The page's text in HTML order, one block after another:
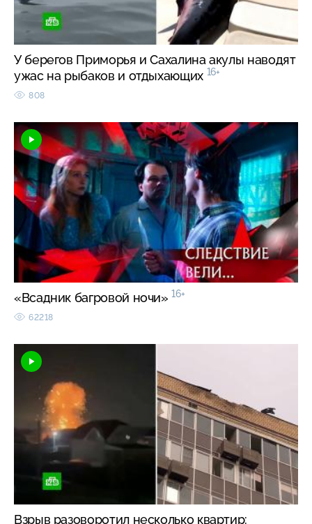
У берегов Приморья и Сахалина акулы наводят
ужас на рыбаков и отдыхающих 16+
808
«Всадник багровой ночи» 16+
62218
Взрыв разоворотил несколько квартир: